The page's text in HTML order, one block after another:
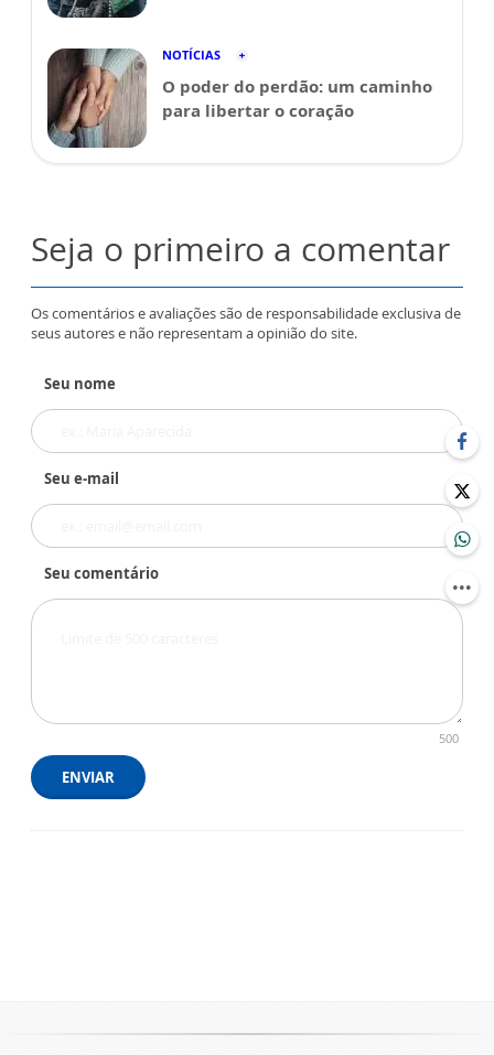
NOTÍCIAS
O poder do perdão: um caminho
para libertar o coração
Seja o primeiro a comentar
Os comentários e avaliações são de responsabilidade exclusiva de
seus autores e não representam a opinião do site.
Seu nome
Seu e-mail
Seu comentário
500
ENVIAR